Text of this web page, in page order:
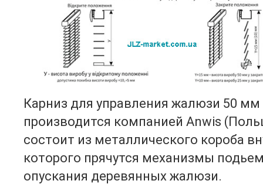
Карниз для управления жалюзи 50 мм
производится компанией Anwis
состоит из металлического короба
которого прячутся механизмы
опускания деревянных жалюзи.